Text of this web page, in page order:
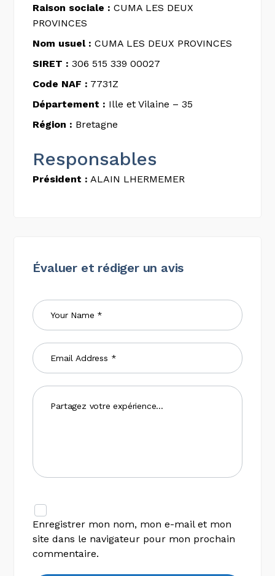
Raison sociale : CUMA LES DEUX
PROVINCES
Nom usuel : CUMA LES DEUX PROVINCES
SIRET : 306 515 339 00027
Code NAF : 7731Z
Département : Ille et Vilaine – 35
Région : Bretagne
Responsables
Président : ALAIN LHERMEMER
Évaluer et rédiger un avis
Enregistrer mon nom, mon e-mail et mon
site dans le navigateur pour mon prochain
commentaire.